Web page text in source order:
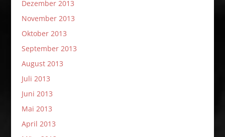
Dezember 2013
November 2013
Oktober 2013
September 2013
August 2013
Juli 2013
Juni 2013
Mai 2013
April 2013